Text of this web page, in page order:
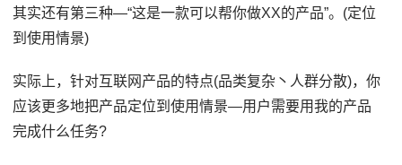
其实还有第三种—“这是一款可以帮你做XX的产品”。(定位
到使用情景)
实际上，针对互联网产品的特点(品类复杂丶人群分散)，你
应该更多地把产品定位到使用情景—用户需要用我的产品
完成什么任务?